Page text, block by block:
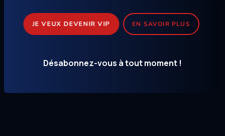
JE VEUX DEVENIR VIP EN SAVOIR PLUS
Désabonnez-vous à tout moment !